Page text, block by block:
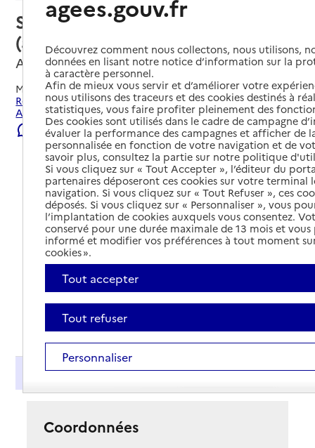
Service autonomie à domicile
(aide) – Cofilserv
Arcachon, GIRONDE
Mis à jour le22/07/2026
Rechercher les établissements et services autour de
Arcachon.
Signaler une erreur
Présentation
Coordonnées
agees.gouv.fr
Découvrez comment nous collectons, nous utilisons,
données en lisant notre notice d’information sur la
à caractère personnel.
Afin de mieux vous servir et d’améliorer votre
nous utilisons des traceurs et des cookies destinés à
statistiques, vous faire profiter pleinement des
Des cookies sont utilisés dans le cadre de campagne
évaluer la performance des campagnes et afficher de
personnalisée en fonction de votre navigation et de
savoir plus, consultez la partie sur notre politique
Si vous cliquez sur « Tout Accepter », l’éditeur du
partenaires déposeront ces cookies sur votre terminal
navigation. Si vous cliquez sur « Tout Refuser », ces
déposés. Si vous cliquez sur « Personnaliser », vous
l’implantation de cookies auxquels vous consentez.
conservé pour une durée maximale de 13 mois et
informé et modifier vos préférences à tout moment
cookies ».
Tout accepter
Tout refuser
Personnaliser